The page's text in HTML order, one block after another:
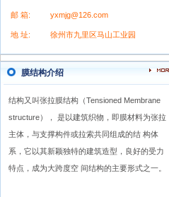
邮 箱: yxmjg@126.com
地 址: 徐州市九里区马山工业园
膜结构介绍
结构又叫张拉膜结构（Tensioned Membrane
structure）， 是以建筑织物，即膜材料为张拉
主体，与支撑构件或拉索共同组成的结 构体
系，它以其新颖独特的建筑造型，良好的受力
特点，成为大跨度空 间结构的主要形式之一。